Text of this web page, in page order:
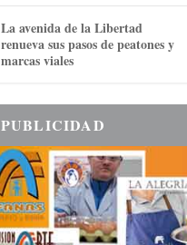
La avenida de la Libertad
renueva sus pasos de peatones y
marcas viales
PUBLICIDAD